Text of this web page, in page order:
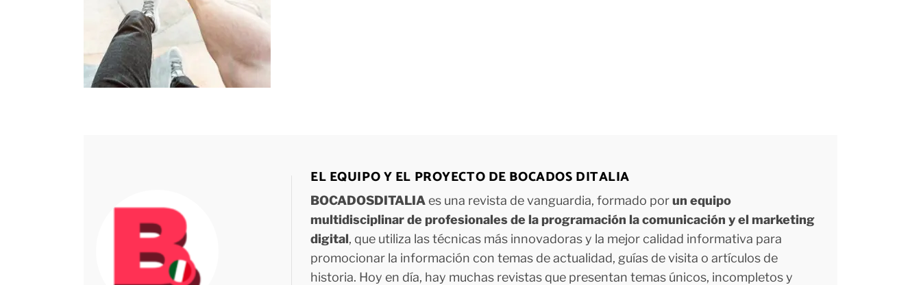
EL EQUIPO Y EL PROYECTO DE BOCADOS DITALIA
BOCADOSDITALIAes una revista de vanguardia, formado porun equipo
multidisciplinar de profesionales de la programación la comunicación y el marketing
digital, que utiliza las técnicas más innovadoras y la mejor calidad informativa para
promocionar la información con temas de actualidad, guías de visita o artículos de
historia. Hoy en día, hay muchas revistas que presentan temas únicos, incompletos y